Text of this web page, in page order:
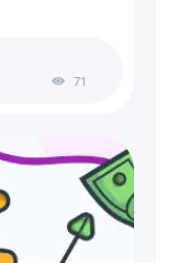
71